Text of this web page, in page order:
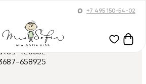
+7 495 150-54-02